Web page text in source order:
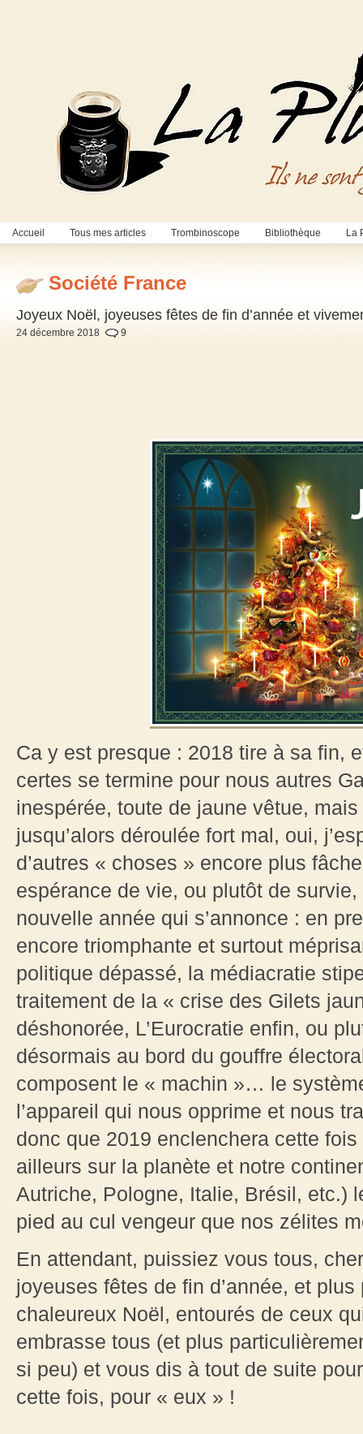
Accueil Tous mes articles Trombinoscope Bibliothèque La
Société France
Joyeux Noël, joyeuses fêtes de fin d’année et
24 décembre 2018 9
Ca y est presque : 2018 tire à sa fin,
certes se termine pour nous autres
inespérée, toute de jaune vêtue, mais
jusqu’alors déroulée fort mal, oui,
d’autres « choses » encore plus
espérance de vie, ou plutôt de
nouvelle année qui s’annonce : en
encore triomphante et surtout
politique dépassé, la médiacratie
traitement de la « crise des Gilets
déshonorée, L’Eurocratie enfin, ou
désormais au bord du gouffre
composent le « machin »… le
l’appareil qui nous opprime et nous
donc que 2019 enclenchera cette
ailleurs sur la planète et notre
Autriche, Pologne, Italie, Brésil, etc.)
pied au cul vengeur que nos zélites
En attendant, puissiez vous tous,
joyeuses fêtes de fin d’année, et
chaleureux Noël, entourés de ceux
embrasse tous (et plus
si peu) et vous dis à tout de suite
cette fois, pour « eux » !